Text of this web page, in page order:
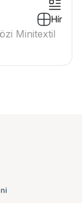
Hír
Minitextil